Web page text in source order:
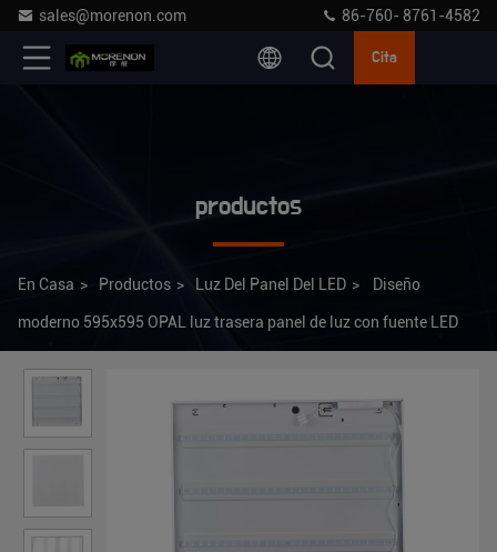
sales@morenon.com 86-760- 8761-4582
Cita
productos
En Casa > Productos > Luz Del Panel Del LED > Diseño
moderno 595x595 OPAL luz trasera panel de luz con fuente LED